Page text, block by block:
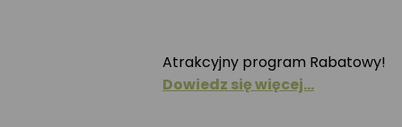
Atrakcyjny program Rabatowy!
Dowiedz się więcej…